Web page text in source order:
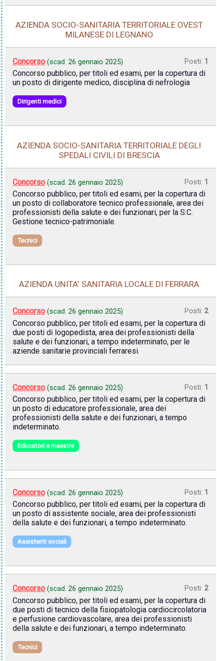
AZIENDA SOCIO-SANITARIA TERRITORIALE OVEST
MILANESE DI LEGNANO
Concorso (scad. 26 gennaio 2025) Posti: 1
Concorso pubblico, per titoli ed esami, per la copertura di
un posto di dirigente medico, disciplina di nefrologia
Dirigenti medici
AZIENDA SOCIO-SANITARIA TERRITORIALE DEGLI
SPEDALI CIVILI DI BRESCIA
Concorso (scad. 26 gennaio 2025) Posti: 1
Concorso pubblico, per titoli ed esami, per la copertura di
un posto di collaboratore tecnico professionale, area dei
professionisti della salute e dei funzionari, per la S.C.
Gestione tecnico-patrimoniale.
Tecnici
AZIENDA UNITA' SANITARIA LOCALE DI FERRARA
Concorso (scad. 26 gennaio 2025) Posti: 2
Concorso pubblico, per titoli ed esami, per la copertura di
due posti di logopedista, area dei professionisti della
salute e dei funzionari, a tempo indeterminato, per le
aziende sanitarie provinciali ferraresi.
Concorso (scad. 26 gennaio 2025) Posti: 1
Concorso pubblico, per titoli ed esami, per la copertura di
un posto di educatore professionale, area dei
professionisti della salute e dei funzionari, a tempo
indeterminato.
Educatori e maestre
Concorso (scad. 26 gennaio 2025) Posti: 1
Concorso pubblico, per titoli ed esami, per la copertura di
un posto di assistente sociale, area dei professionisti
della salute e dei funzionari, a tempo indeterminato.
Assistenti sociali
Concorso (scad. 26 gennaio 2025) Posti: 2
Concorso pubblico, per titoli ed esami, per la copertura di
due posti di tecnico della fisiopatologia cardiocircolatoria
e perfusione cardiovascolare, area dei professionisti
della salute e dei funzionari, a tempo indeterminato.
Tecnici